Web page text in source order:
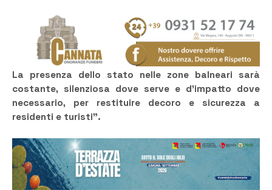
La presenza dello stato nelle zone balneari sarà
costante, silenziosa dove serve e d’impatto dove
necessario, per restituire decoro e sicurezza a
residenti e turisti”.